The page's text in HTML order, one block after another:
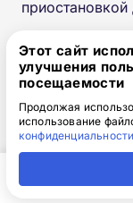
приостановкой
Первая
на себя все
оформление
помогаем
строить
Этот сайт
улучшения
посещаемости
Продолжая
использование
конфиденциальности